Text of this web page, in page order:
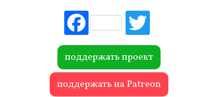
Fac
ebo
ok r
поддержать проект
поддержать на Patreon